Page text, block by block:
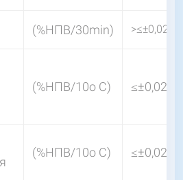
(%НПВ/30min) >≤±0,020
(%НПВ/10o С) ≤±0,021
(%НПВ/10o С) ≤±0,028